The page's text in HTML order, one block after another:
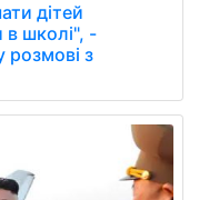
дітей
в школі", -
розмові з